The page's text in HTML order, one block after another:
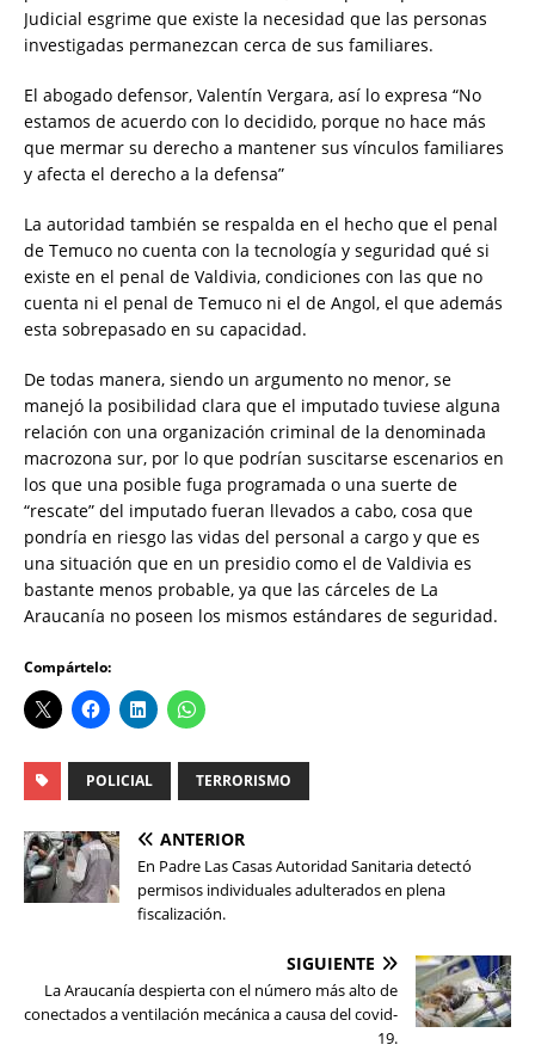
Judicial esgrime que existe la necesidad que las personas
investigadas permanezcan cerca de sus familiares.
El abogado defensor, Valentín Vergara, así lo expresa “No
estamos de acuerdo con lo decidido, porque no hace más
que mermar su derecho a mantener sus vínculos familiares
y afecta el derecho a la defensa”
La autoridad también se respalda en el hecho que el penal
de Temuco no cuenta con la tecnología y seguridad qué si
existe en el penal de Valdivia, condiciones con las que no
cuenta ni el penal de Temuco ni el de Angol, el que además
esta sobrepasado en su capacidad.
De todas manera, siendo un argumento no menor, se
manejó la posibilidad clara que el imputado tuviese alguna
relación con una organización criminal de la denominada
macrozona sur, por lo que podrían suscitarse escenarios en
los que una posible fuga programada o una suerte de
“rescate” del imputado fueran llevados a cabo, cosa que
pondría en riesgo las vidas del personal a cargo y que es
una situación que en un presidio como el de Valdivia es
bastante menos probable, ya que las cárceles de La
Araucanía no poseen los mismos estándares de seguridad.
Compártelo:
POLICIAL TERRORISMO
ANTERIOR
En Padre Las Casas Autoridad Sanitaria detectó
permisos individuales adulterados en plena
fiscalización.
SIGUIENTE
La Araucanía despierta con el número más alto de
conectados a ventilación mecánica a causa del covid-
19.